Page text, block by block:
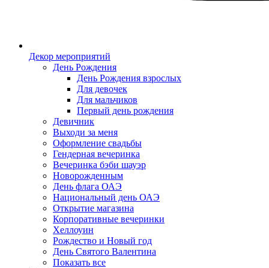
Декор мероприятий
День Рождения
День Рождения взрослых
Для девочек
Для мальчиков
Первый день рождения
Девичник
Выходи за меня
Оформление свадьбы
Гендерная вечеринка
Вечеринка бэби шауэр
Новорожденным
День флага ОАЭ
Национальный день ОАЭ
Открытие магазина
Корпоративные вечеринки
Хеллоуин
Рождество и Новый год
День Святого Валентина
Показать все